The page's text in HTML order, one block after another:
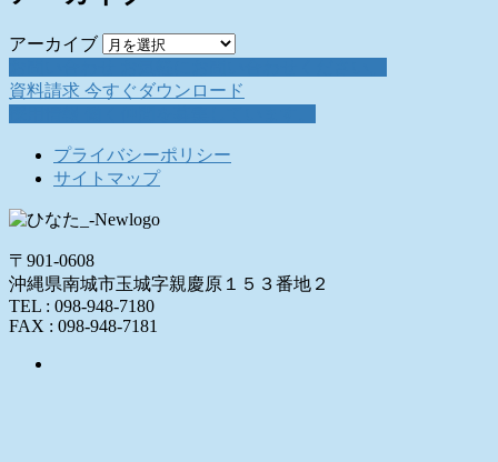
アーカイブ
資料請求 今すぐダウンロード
プライバシーポリシー
サイトマップ
〒901-0608
沖縄県南城市玉城字親慶原１５３番地２
TEL : 098-948-7180
FAX : 098-948-7181